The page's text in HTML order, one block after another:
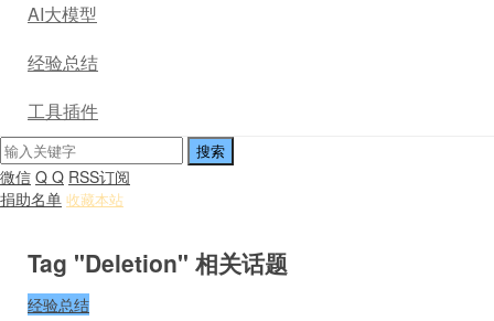
AI大模型
经验总结
工具插件
微信 Q Q RSS订阅
捐助名单 收藏本站
Tag "Deletion" 相关话题
经验总结